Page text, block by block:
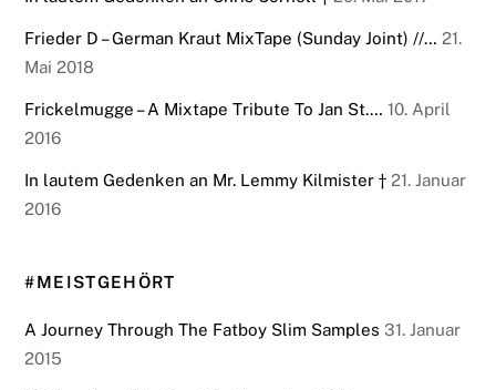
Frieder D – German Kraut MixTape (Sunday Joint) //… 21.
Mai 2018
Frickelmugge – A Mixtape Tribute To Jan St.… 10. April
2016
In lautem Gedenken an Mr. Lemmy Kilmister † 21. Januar
2016
#MEISTGEHÖRT
A Journey Through The Fatboy Slim Samples 31. Januar
2015